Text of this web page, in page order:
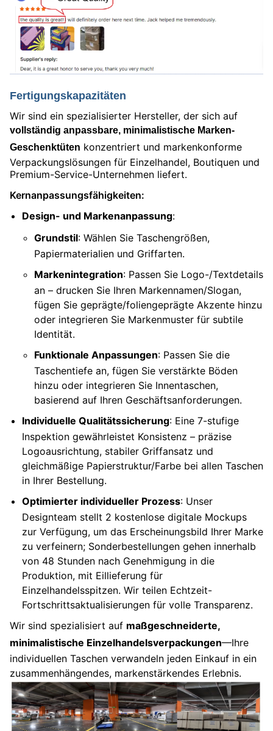
Fertigungskapazitäten
Wir sind ein spezialisierter Hersteller, der sich auf
vollständig anpassbare, minimalistische Marken-
Geschenktüten konzentriert und markenkonforme
Verpackungslösungen für Einzelhandel, Boutiquen und
Premium-Service-Unternehmen liefert.
Kernanpassungsfähigkeiten:
Design- und Markenanpassung:
Grundstil: Wählen Sie Taschengrößen,
Papiermaterialien und Griffarten.
Markenintegration: Passen Sie Logo-/Textdetails
an – drucken Sie Ihren Markennamen/Slogan,
fügen Sie geprägte/foliengeprägte Akzente hinzu
oder integrieren Sie Markenmuster für subtile
Identität.
Funktionale Anpassungen: Passen Sie die
Taschentiefe an, fügen Sie verstärkte Böden
hinzu oder integrieren Sie Innentaschen,
basierend auf Ihren Geschäftsanforderungen.
Individuelle Qualitätssicherung: Eine 7-stufige
Inspektion gewährleistet Konsistenz – präzise
Logoausrichtung, stabiler Griffansatz und
gleichmäßige Papierstruktur/Farbe bei allen Taschen
in Ihrer Bestellung.
Optimierter individueller Prozess: Unser
Designteam stellt 2 kostenlose digitale Mockups
zur Verfügung, um das Erscheinungsbild Ihrer Marke
zu verfeinern; Sonderbestellungen gehen innerhalb
von 48 Stunden nach Genehmigung in die
Produktion, mit Eillieferung für
Einzelhandelsspitzen. Wir teilen Echtzeit-
Fortschrittsaktualisierungen für volle Transparenz.
Wir sind spezialisiert auf maßgeschneiderte,
minimalistische Einzelhandelsverpackungen—Ihre
individuellen Taschen verwandeln jeden Einkauf in ein
zusammenhängendes, markenstärkendes Erlebnis.